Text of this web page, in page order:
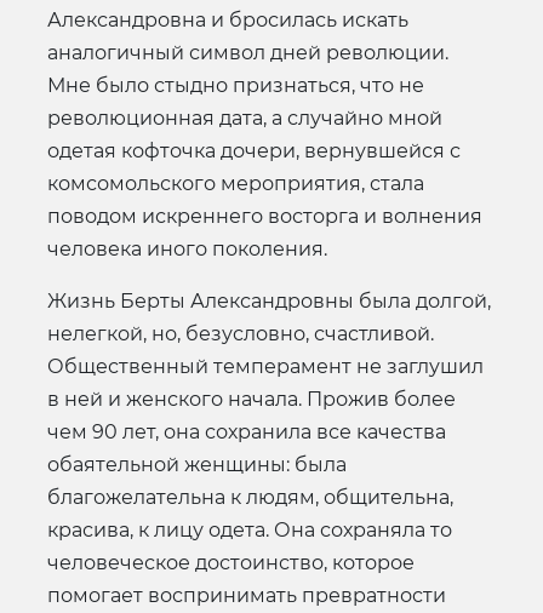
Александровна и бросилась искать
аналогичный символ дней революции.
Мне было стыдно признаться, что не
революционная дата, а случайно мной
одетая кофточка дочери, вернувшейся с
комсомольского мероприятия, стала
поводом искреннего восторга и волнения
человека иного поколения.
Жизнь Берты Александровны была долгой,
нелегкой, но, безусловно, счастливой.
Общественный темперамент не заглушил
в ней и женского начала. Прожив более
чем 90 лет, она сохранила все качества
обаятельной женщины: была
благожелательна к людям, общительна,
красива, к лицу одета. Она сохраняла то
человеческое достоинство, которое
помогает воспринимать превратности